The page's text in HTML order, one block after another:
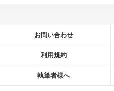
お問い合わせ
利用規約
執筆者様へ